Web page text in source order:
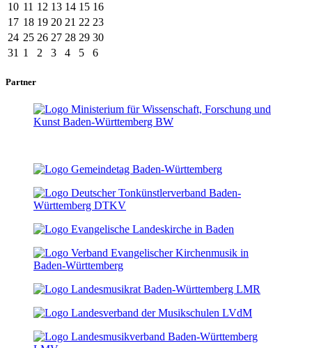
10 11 12 13 14 15 16
17 18 19 20 21 22 23
24 25 26 27 28 29 30
31 1 2 3 4 5 6
Partner